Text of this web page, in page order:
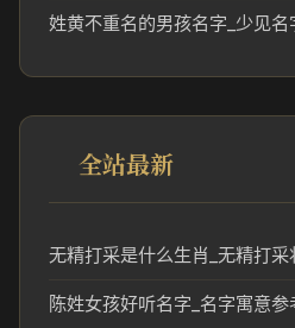
姓黄不重名的男孩名字_少见名
全站最新
陈姓女孩好听名字_名字寓意参